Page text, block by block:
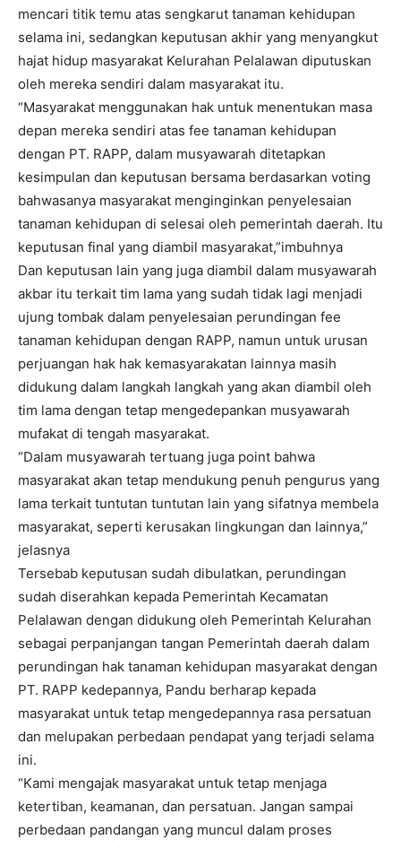
mencari titik temu atas sengkarut tanaman kehidupan
selama ini, sedangkan keputusan akhir yang menyangkut
hajat hidup masyarakat Kelurahan Pelalawan diputuskan
oleh mereka sendiri dalam masyarakat itu.
“Masyarakat menggunakan hak untuk menentukan masa
depan mereka sendiri atas fee tanaman kehidupan
dengan PT. RAPP, dalam musyawarah ditetapkan
kesimpulan dan keputusan bersama berdasarkan voting
bahwasanya masyarakat menginginkan penyelesaian
tanaman kehidupan di selesai oleh pemerintah daerah. Itu
keputusan final yang diambil masyarakat,”imbuhnya
Dan keputusan lain yang juga diambil dalam musyawarah
akbar itu terkait tim lama yang sudah tidak lagi menjadi
ujung tombak dalam penyelesaian perundingan fee
tanaman kehidupan dengan RAPP, namun untuk urusan
perjuangan hak hak kemasyarakatan lainnya masih
didukung dalam langkah langkah yang akan diambil oleh
tim lama dengan tetap mengedepankan musyawarah
mufakat di tengah masyarakat.
“Dalam musyawarah tertuang juga point bahwa
masyarakat akan tetap mendukung penuh pengurus yang
lama terkait tuntutan tuntutan lain yang sifatnya membela
masyarakat, seperti kerusakan lingkungan dan lainnya,”
jelasnya
Tersebab keputusan sudah dibulatkan, perundingan
sudah diserahkan kepada Pemerintah Kecamatan
Pelalawan dengan didukung oleh Pemerintah Kelurahan
sebagai perpanjangan tangan Pemerintah daerah dalam
perundingan hak tanaman kehidupan masyarakat dengan
PT. RAPP kedepannya, Pandu berharap kepada
masyarakat untuk tetap mengedepannya rasa persatuan
dan melupakan perbedaan pendapat yang terjadi selama
ini.
“Kami mengajak masyarakat untuk tetap menjaga
ketertiban, keamanan, dan persatuan. Jangan sampai
perbedaan pandangan yang muncul dalam proses